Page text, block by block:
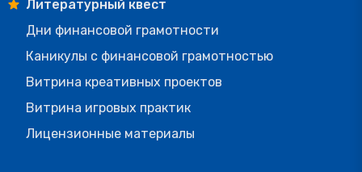
Литературный квест
Дни финансовой грамотности
Каникулы с финансовой грамотностью
Витрина креативных проектов
Витрина игровых практик
Лицензионные материалы